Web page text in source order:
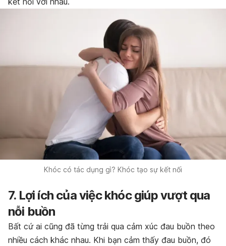
Khóc có tác dụng gì? Khóc tạo sự kết nối
7. Lợi ích của việc khóc giúp vượt qua
nỗi buồn
Bất cứ ai cũng đã từng trải qua cảm xúc đau buồn theo
nhiều cách khác nhau. Khi bạn cảm thấy đau buồn, đó